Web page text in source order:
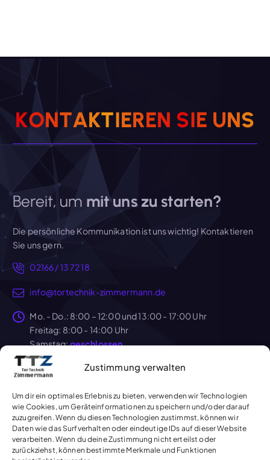
Zustimmung verwalten
Um dir ein optimales Erlebnis zu bieten, verwenden wir Technologien
wie Cookies, um Geräteinformationen zu speichern und/oder darauf
zuzugreifen. Wenn du diesen Technologien zustimmst, können wir
Daten wie das Surfverhalten oder eindeutige IDs auf dieser Website
verarbeiten. Wenn du deine Zustimmung nicht erteilst oder
zurückziehst, können bestimmte Merkmale und Funktionen
KONTAKTIEREN SIE UNS
Bereit, um mit uns zu starten?
Die persönliche Kommunikation ist uns wichtig! Kontaktieren
Sie uns gern.
02166 / 13 72 18
info@tortechnik-zimmermann.de
Mo. - Do.: 8:00 – 12:00 und 13:00 - 17:00 Uhr
Freitag: 8:00 - 14:00 Uhr
Samstag:geschlossen
Sonntag:
TorTechnik Zimmermann
Quick Links
Home